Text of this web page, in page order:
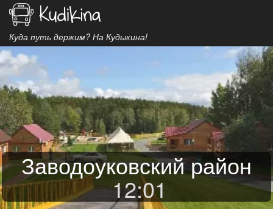
Куда путь держим? На Кудыкина!
Заводоуковский район
12:01